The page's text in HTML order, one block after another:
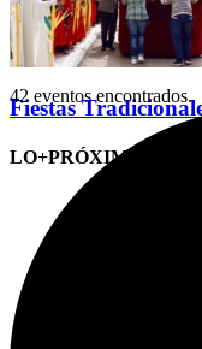
Fiestas
LO+PRÓXIMO
42 eventos encontrados.